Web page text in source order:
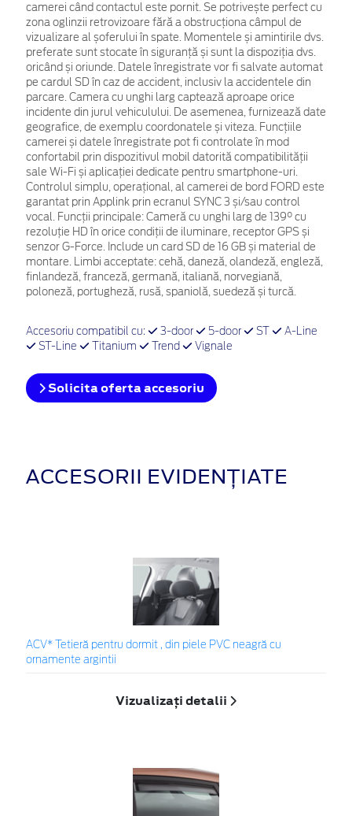
camerei când contactul este pornit. Se potrivește perfect cu
zona oglinzii retrovizoare fără a obstrucționa câmpul de
vizualizare al șoferului în spate. Momentele și amintirile dvs.
preferate sunt stocate în siguranță și sunt la dispoziția dvs.
oricând și oriunde. Datele înregistrate vor fi salvate automat
pe cardul SD în caz de accident, inclusiv la accidentele din
parcare. Camera cu unghi larg captează aproape orice
incidente din jurul vehiculului. De asemenea, furnizează date
geografice, de exemplu coordonatele și viteza. Funcțiile
camerei și datele înregistrate pot fi controlate în mod
confortabil prin dispozitivul mobil datorită compatibilității
sale Wi-Fi și aplicației dedicate pentru smartphone-uri.
Controlul simplu, operațional, al camerei de bord FORD este
garantat prin Applink prin ecranul SYNC 3 și/sau control
vocal. Funcții principale: Cameră cu unghi larg de 139° cu
rezoluție HD în orice condiții de iluminare, receptor GPS și
senzor G-Force. Include un card SD de 16 GB și material de
montare. Limbi acceptate: cehă, daneză, olandeză, engleză,
finlandeză, franceză, germană, italiană, norvegiană,
poloneză, portugheză, rusă, spaniolă, suedeză și turcă.
Accesoriu compatibil cu: 3-door 5-door ST
A-Line
ST-Line
Titanium Trend Vignale
Solicita oferta accesoriu
ACCESORII EVIDENȚIATE
ACV* Tetieră pentru dormit , din piele PVC neagră cu
ornamente argintii
Vizualizați detalii